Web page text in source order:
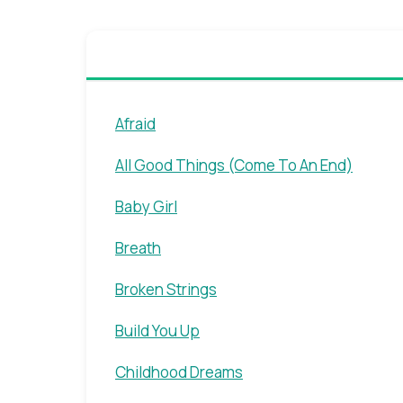
Afraid
All Good Things (Come To An End)
Baby Girl
Breath
Broken Strings
Build You Up
Childhood Dreams